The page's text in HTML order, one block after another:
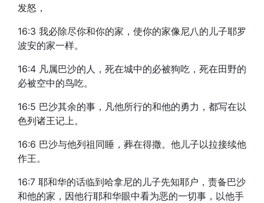
发怒，
16:3 我必除尽你和你的家，使你的家像尼八的儿子耶罗
波安的家一样。
16:4 凡属巴沙的人，死在城中的必被狗吃，死在田野的
必被空中的鸟吃。
16:5 巴沙其余的事，凡他所行的和他的勇力，都写在以
色列诸王记上。
16:6 巴沙与他列祖同睡，葬在得撒。他儿子以拉接续他
作王。
16:7 耶和华的话临到哈拿尼的儿子先知耶户，责备巴沙
和他的家，因他行耶和华眼中看为恶的一切事，以他手